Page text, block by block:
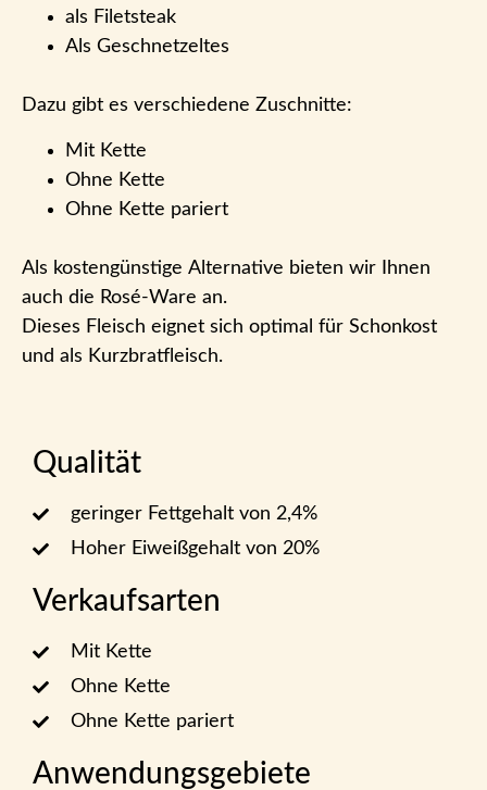
als Filetsteak
Als Geschnetzeltes
Dazu gibt es verschiedene Zuschnitte:
Mit Kette
Ohne Kette
Ohne Kette pariert
Als kostengünstige Alternative bieten wir Ihnen
auch die Rosé-Ware an.
Dieses Fleisch eignet sich optimal für Schonkost
und als Kurzbratfleisch.
Qualität
geringer Fettgehalt von 2,4%
Hoher Eiweißgehalt von 20%
Verkaufsarten
Mit Kette
Ohne Kette
Ohne Kette pariert
Anwendungsgebiete